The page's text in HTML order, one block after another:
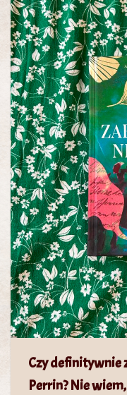
Czy definitywnie
Perrin? Nie